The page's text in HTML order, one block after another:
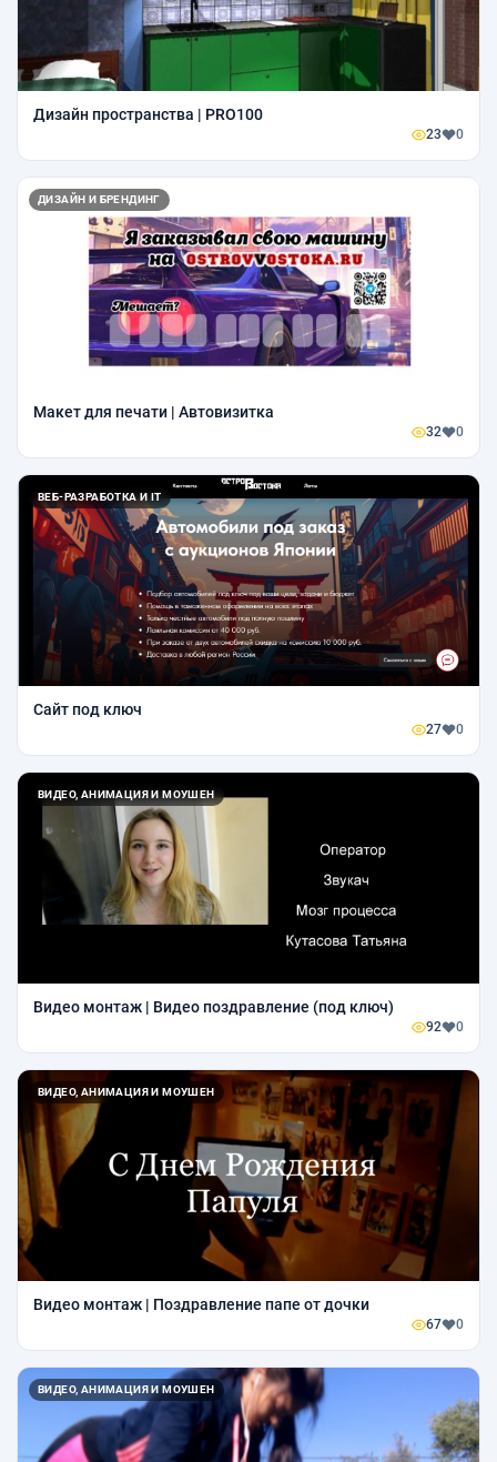
Дизайн пространства | PRO100
23 0
ДИЗАЙН И БРЕНДИНГ
Макет для печати | Автовизитка
32 0
ВЕБ-РАЗРАБОТКА И IT
Сайт под ключ
27 0
ВИДЕО, АНИМАЦИЯ И МОУШЕН
Видео монтаж | Видео поздравление (под ключ)
92 0
ВИДЕО, АНИМАЦИЯ И МОУШЕН
Видео монтаж | Поздравление папе от дочки
67 0
ВИДЕО, АНИМАЦИЯ И МОУШЕН